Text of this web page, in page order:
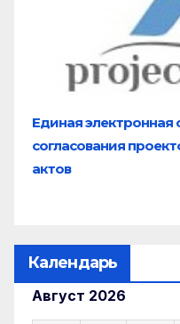
Единая электронная
согласования
актов
Календарь
Август 2026